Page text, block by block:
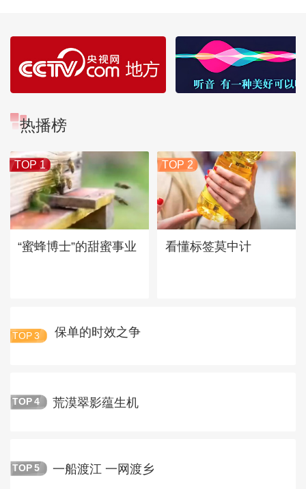
热播榜
TOP 1
“蜜蜂博士”的甜蜜事业
TOP 2
看懂标签莫中计
TOP 3 保单的时效之争
TOP 4 荒漠翠影蕴生机
TOP 5 一船渡江 一网渡乡